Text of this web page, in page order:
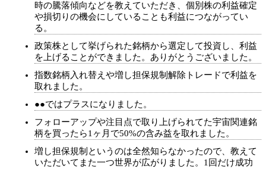
時の騰落傾向などを教えていただき、個別株の利益確定
や損切りの機会にしていることも利益につながってい
る。
政策株として挙げられた銘柄から選定して投資し、利益
を上げることができました。ありがとうございました。
指数銘柄入れ替えや増し担保規制解除トレードで利益を
取れました。
●●ではプラスになりました。
フォローアップや注目点で取り上げられてた宇宙関連銘
柄を買ったら1ヶ月で50%の含み益を取れました。
増し担保規制というのは全然知らなかったので、教えて
いただいてまた一つ世界が広がりました。1回だけ成功